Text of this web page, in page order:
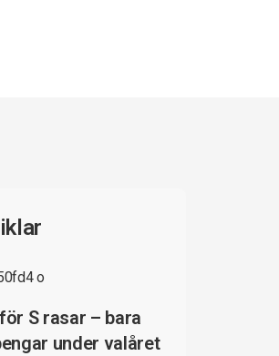
S rasar – bara
under valåret